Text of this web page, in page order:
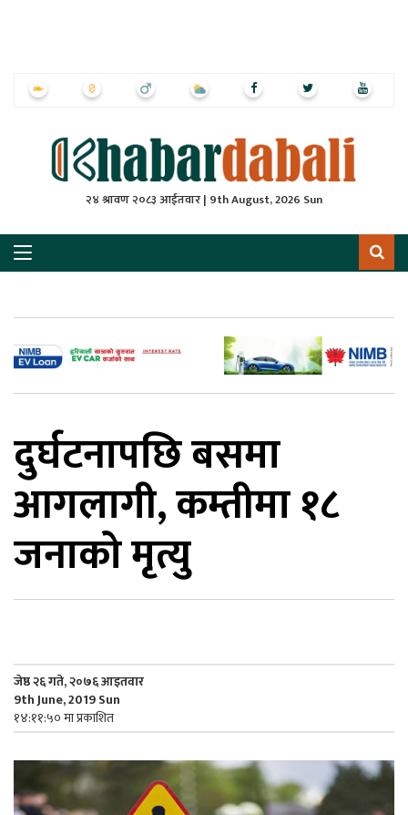
२४ श्रावण २०८३ आईतवार | 9th August, 2026 Sun
दुर्घटनापछि बसमा
आगलागी, कम्तीमा १८
जनाको मृत्यु
जेष्ठ २६ गते, २०७६ आइतवार
9th June, 2019 Sun
१४:११:५० मा प्रकाशित